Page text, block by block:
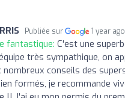
Publiée sur 1 year ago
fantastique: C'est une
très sympathique, on
nombreux conseils des
formés, je recommande